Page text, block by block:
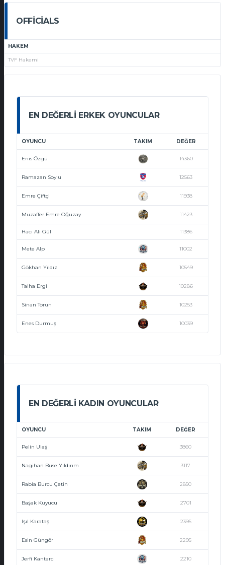
OFFICIALS
HAKEM
TVF Hakemi
EN DEĞERLI ERKEK OYUNCULAR
OYUNCU TAKIM DEĞER
Enis Özgü 14360
Ramazan Soylu 12563
Emre Çiftçi 11938
Muzaffer Emre Oğuzay 11423
Hacı Ali Gül 11386
Mete Alp 11002
Gökhan Yıldız 10549
Talha Ergi 10286
Sinan Torun 10253
Enes Durmuş 10039
EN DEĞERLI KADIN OYUNCULAR
OYUNCU TAKIM DEĞER
Pelin Ulaş 3860
Nagihan Buse Yıldırım 3117
Rabia Burcu Çetin 2850
Başak Kuyucu 2701
Işıl Karataş 2395
Esin Güngör 2295
Jerfi Kantarcı 2210